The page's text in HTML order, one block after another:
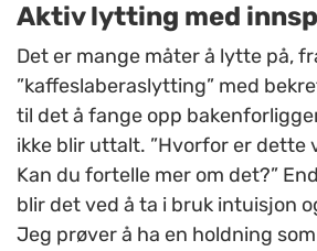
Aktiv lytting med
Det er mange måter å lytte på,
”kaffeslaberaslytting” med
til det å fange opp
ikke blir uttalt. ”Hvorfor er dette
Kan du fortelle mer om det?”
blir det ved å ta i bruk intuisjon
Jeg prøver å ha en holdning som